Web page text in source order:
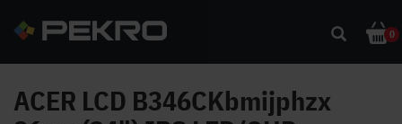
0
ACER LCD B346CKbmijphzx